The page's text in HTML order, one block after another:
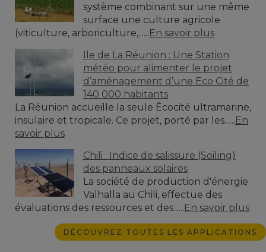
système combinant sur une même
surface une culture agricole
(viticulture, arboriculture,......En savoir plus
Ile de La Réunion : Une Station
météo pour alimenter le projet
d’aménagement d’une Eco Cité de
140 000 habitants
La Réunion accueille la seule Écocité ultramarine,
insulaire et tropicale. Ce projet, porté par les......En
savoir plus
Chili : Indice de salissure (Soiling)
des panneaux solaires
La société de production d'énergie
Valhalla au Chili, effectue des
évaluations des ressources et des......En savoir plus
DÉCOUVREZ TOUTES LES APPLICATIONS